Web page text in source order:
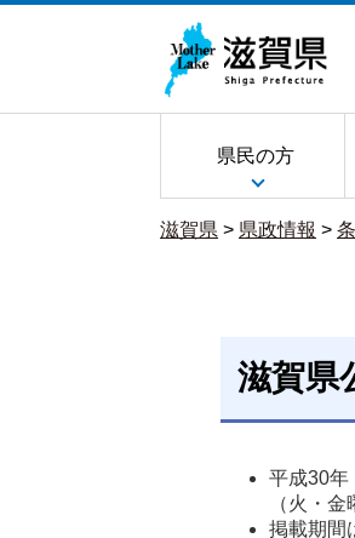
県民の方
滋賀県 > 県政情報 >
滋賀県
平成30年
（火・
掲載期間